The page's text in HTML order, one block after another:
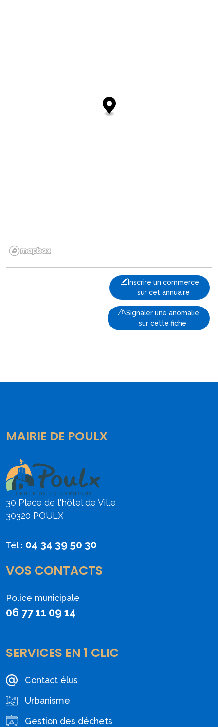
Inscrire un commerce
sur cet annuaire
Signaler une anomalie
sur cette fiche
MAIRIE DE POULX
30 Place de l'hôtel de Ville
30320 POULX
Tél : 04 34 39 50 30
VOS CONTACTS
Police municipale
06 77 11 09 14
SERVICES EN 1 CLIC
Contact élus
Urbanisme
Gestion des déchets